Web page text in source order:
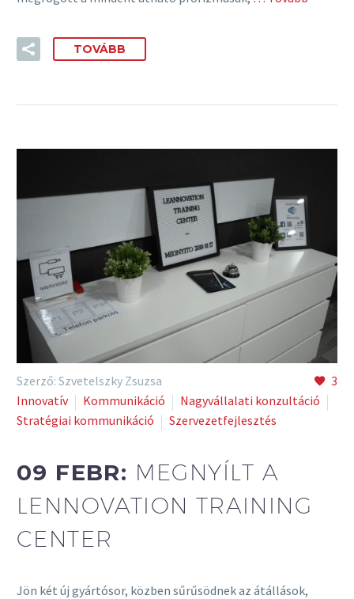
TOVÁBB
3
Szerző: Szvetelszky Zsuzsa
Innovatív
Kommunikáció
Nagyvállalati konzultáció
Stratégiai kommunikáció
Szervezetfejlesztés
09 FEBR: MEGNYÍLT A
LENNOVATION TRAINING
CENTER
Jön két új gyártósor, közben sűrűsödnek az átállások,